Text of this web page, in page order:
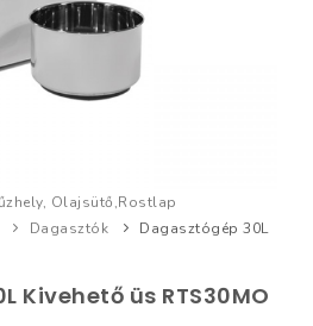
Olajsütő,Rostlap
Dagasztók
Dagasztógép 30L
Kivehető üs RTS30MO